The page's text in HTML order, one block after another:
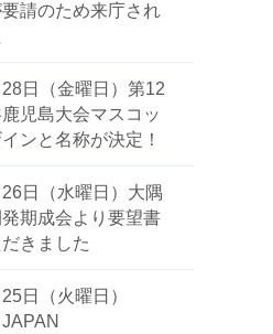
請のため来庁され
日（金曜日）第12
児島大会マスコッ
インと名称が決定！
日（水曜日）大隅
期成会より要望書
きました
日（火曜日）
JAPAN